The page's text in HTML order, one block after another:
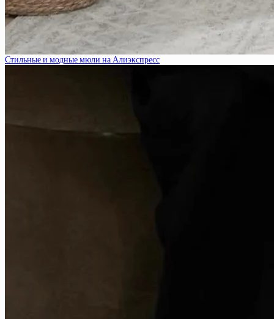
Стильные и модные мюли на Алиэкспресс